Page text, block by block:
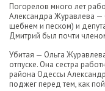
Погорелов много лет
Александра Журавлева —
щебнем и песком) и
Дмитрий был почти
Убитая — Ольга
отпуске. Она сестра
района Одессы
поджег перед тем, как